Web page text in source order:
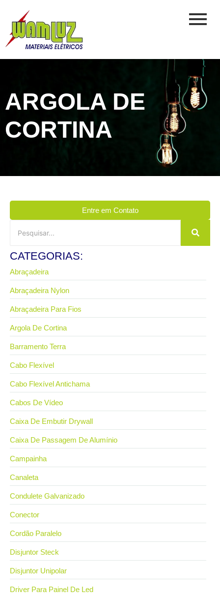
ARGOLA DE
CORTINA
Entre em Contato
CATEGORIAS:
Abraçadeira
Abraçadeira Nylon
Abraçadeira Para Fios
Argola De Cortina
Barramento Terra
Cabo Flexível
Cabo Flexível Antichama
Cabos De Vídeo
Caixa De Embutir Drywall
Caixa De Passagem De Alumínio
Campainha
Canaleta
Condulete Galvanizado
Conector
Cordão Paralelo
Disjuntor Steck
Disjuntor Unipolar
Driver Para Painel De Led